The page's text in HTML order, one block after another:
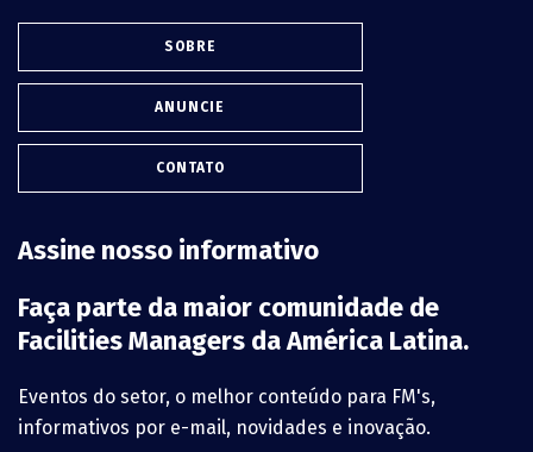
SOBRE
ANUNCIE
CONTATO
Assine nosso informativo
Faça parte da maior comunidade de
Facilities Managers da América Latina.
Eventos do setor, o melhor conteúdo para FM's,
informativos por e-mail, novidades e inovação.